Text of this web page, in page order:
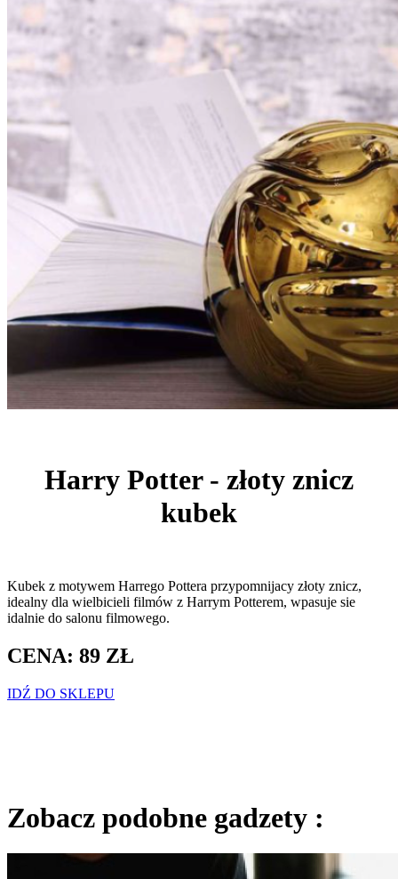
Harry Potter - złoty znicz
kubek
Kubek z motywem Harrego Pottera przypomnijacy złoty znicz,
idealny dla wielbicieli filmów z Harrym Potterem, wpasuje sie
idalnie do salonu filmowego.
CENA: 89 ZŁ
IDŹ DO SKLEPU
Zobacz podobne gadzety :